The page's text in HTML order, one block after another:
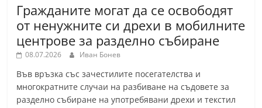
Гражданите могат да се освободят
от ненужните си дрехи в мобилните
центрове за разделно събиране
08.07.2026 Иван Бонев
Във връзка със зачестилите посегателства и
многократните случаи на разбиване на съдовете за
разделно събиране на употребявани дрехи и текстил